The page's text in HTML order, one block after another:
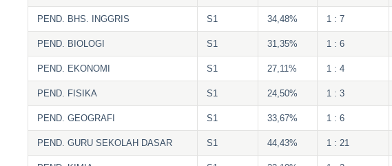
PEND. BHS. INGGRIS S1 34,48% 1 : 7
PEND. BIOLOGI S1 31,35% 1 : 6
PEND. EKONOMI S1 27,11% 1 : 4
PEND. FISIKA S1 24,50% 1 : 3
PEND. GEOGRAFI S1 33,67% 1 : 6
PEND. GURU SEKOLAH DASAR S1 44,43% 1 : 21